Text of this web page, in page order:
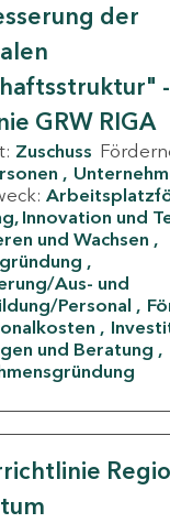
der
-
GRW RIGA
Zuschuss
Innovation und
und Wachsen
Aus- und
Personal
und Beratung